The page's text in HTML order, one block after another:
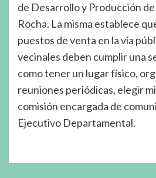
de Desarrollo y Producción
Rocha. La misma establece
puestos de venta en la vía
vecinales deben cumplir una
como tener un lugar físico,
reuniones periódicas, elegir
comisión encargada de
Ejecutivo Departamental.